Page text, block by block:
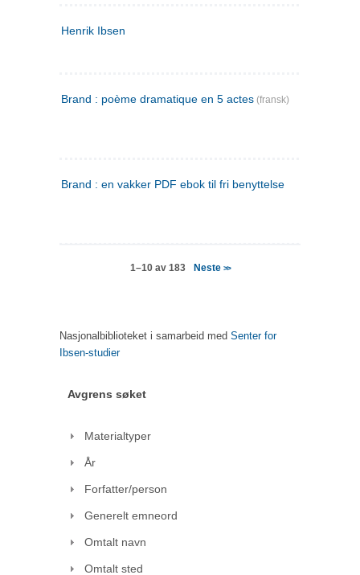
Henrik Ibsen
Brand : poème dramatique en 5 actes (fransk)
Brand : en vakker PDF ebok til fri benyttelse
1–10 av 183 Neste >>
Nasjonalbiblioteket i samarbeid med Senter for
Ibsen-studier
Avgrens søket
Materialtyper
År
Forfatter/person
Generelt emneord
Omtalt navn
Omtalt sted